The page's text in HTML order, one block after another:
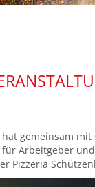
gemeinsam
für Arbeitgeber
Pizzeria